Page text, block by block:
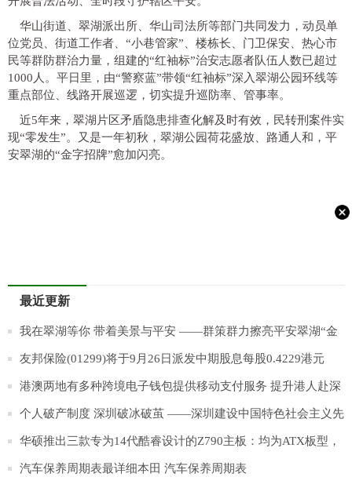
华山街道、翠湖派出所、华山司法所等部门共同发力，动员单
位党员、街道工作者、“小巷管家”、楼栋长、门卫保安、热心市
民等群防群治力量，组建的“红袖标”治安志愿者队伍人数已超过
1000人。平日里，由“警察蓝”带领“红袖标”深入翠湖公园环线等
重点部位、线路开展巡逻，切实提升巡防率、管事率。
近5年来，翠湖片区矛盾隐患排查化解及时有效，民转刑案件实
现“零发生”。又是一年初秋，翠湖公园荷花盛放、路通人和，平
安翠湖的“金字招牌”愈加闪亮。
最近更新
​我在翠湖等你 带着美景与平安 ——群策群力擦亮平安翠湖“金
字招牌”
友邦保险(01299)将于9月26日派发中期股息每股0.4229港元
港澳两地有多种跨境电子钱包提供移动支付服务 提升港人赴深
消费体验
个人破产制度 深圳破冰破茧 ——深圳建设中国特色社会主义先
行示范区4周年系列报道之九
华硕推出三款专为14代酷睿设计的Z790主板：均为ATX板型，
支持Wi-Fi 7
汽车保养周期表最详细本田 汽车保养周期表